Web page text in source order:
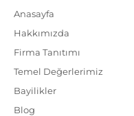
Anasayfa
Hakkımızda
Firma Tanıtımı
Temel Değerlerimiz
Bayilikler
Blog